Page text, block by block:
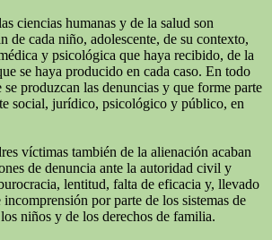
ciencias humanas y de la salud son
de cada niño, adolescente, de su contexto,
y psicológica que haya recibido, de la
se haya producido en cada caso. En todo
se produzcan las denuncias y que forme parte
social, jurídico, psicológico y público, en
víctimas también de la alienación acaban
de denuncia ante la autoridad civil y
lentitud, falta de eficacia y, llevado
por parte de los sistemas de
niños y de los derechos de familia.